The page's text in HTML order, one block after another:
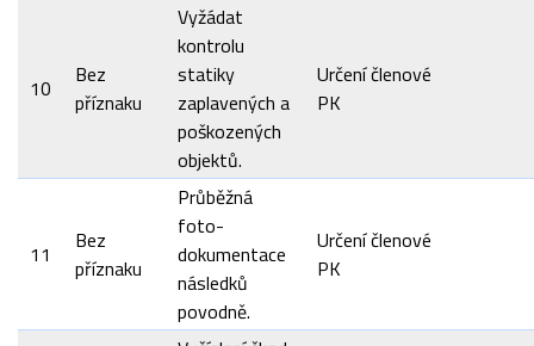
10
Bez
příznaku
Vyžádat
kontrolu
statiky
zaplavených a
poškozených
objektů.
Určení členové
PK
11
Bez
příznaku
Průběžná
foto-
dokumentace
následků
povodně.
Určení členové
PK